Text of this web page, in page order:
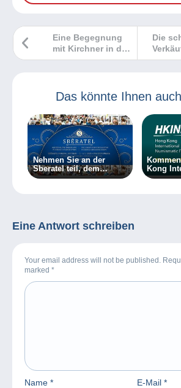
Die
Eine Begegnung
mit Kirchner in der
wunderbaren Welt
Das könnte Ihnen
Nehmen Sie an der
Sberatel teil, dem
größten Sammler-Event
Kong
Eine Antwort schreiben
Your email address will not be published.
marked *
Name * E-Mail *